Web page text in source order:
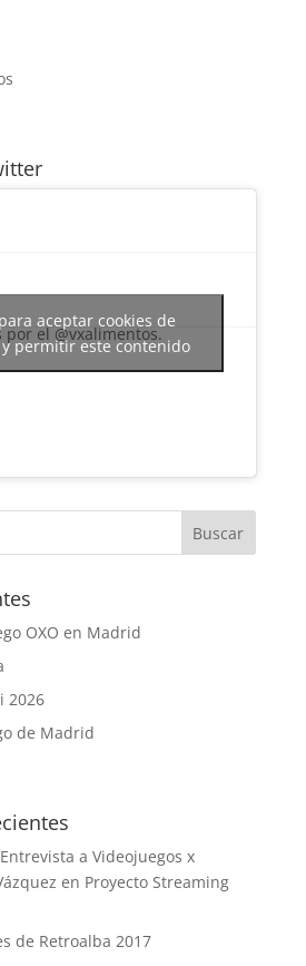
por el @vxalimentos.
aceptar cookies de
permitir este contenido
OXO en Madrid
2026
de Madrid
a Videojuegos x
en Proyecto Streaming
de Retroalba 2017